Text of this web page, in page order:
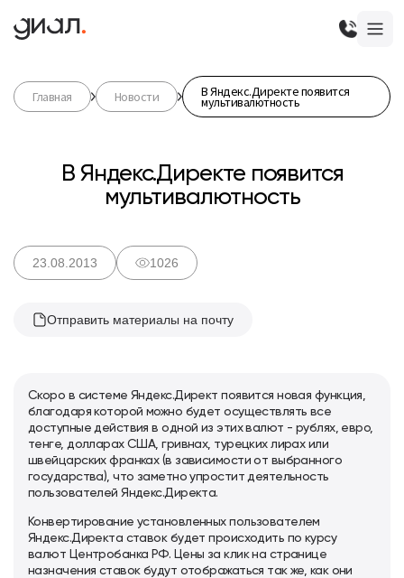
Главная Новости В Яндекс.Директе появится
мультивалютность
В Яндекс.Директе появится
мультивалютность
23.08.2013 1026
Отправить материалы на почту
Скоро в системе Яндекс.Директ появится новая функция,
благодаря которой можно будет осуществлять все
доступные действия в одной из этих валют - рублях, евро,
тенге, долларах США, гривнах, турецких лирах или
швейцарских франках (в зависимости от выбранного
государства), что заметно упростит деятельность
пользователей Яндекс.Директа.
Конвертирование установленных пользователем
Яндекс.Директа ставок будет происходить по курсу
валют Центробанка РФ. Цены за клик на странице
назначения ставок будут отображаться так же, как они